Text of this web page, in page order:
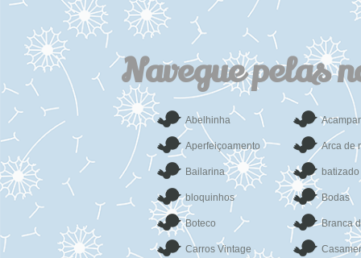
Navegue pelas
Abelhinha
Aperfeiçoamento Arca de
Bailarina batizado
bloquinhos Bodas
Boteco Branca
Carros Vintage